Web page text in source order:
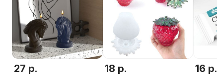
27 р. 18 р. 16 р.